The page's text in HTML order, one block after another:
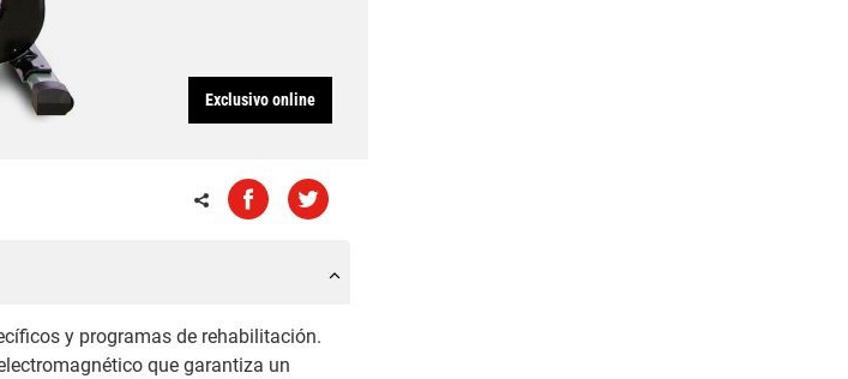
Exclusivo online
y programas de rehabilitación.
que garantiza un